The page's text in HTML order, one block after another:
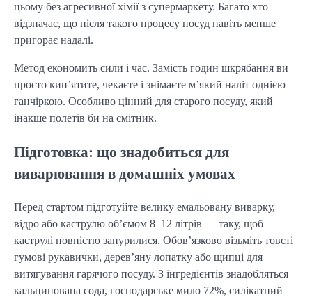
цьому без агресивної хімії з супермаркету. Багато хто
відзначає, що після такого процесу посуд навіть менше
пригорає надалі.
Метод економить сили і час. Замість годин шкрябання ви
просто кип’ятите, чекаєте і знімаєте м’який наліт однією
ганчіркою. Особливо цінний для старого посуду, який
інакше полетів би на смітник.
Підготовка: що знадобиться для
виварювання в домашніх умовах
Перед стартом підготуйте велику емальовану виварку,
відро або каструлю об’ємом 8–12 літрів — таку, щоб
каструлі повністю занурилися. Обов’язково візьміть товсті
гумові рукавички, дерев’яну лопатку або щипці для
витягування гарячого посуду. З інгредієнтів знадобляться
кальцинована сода, господарське мило 72%, силікатний